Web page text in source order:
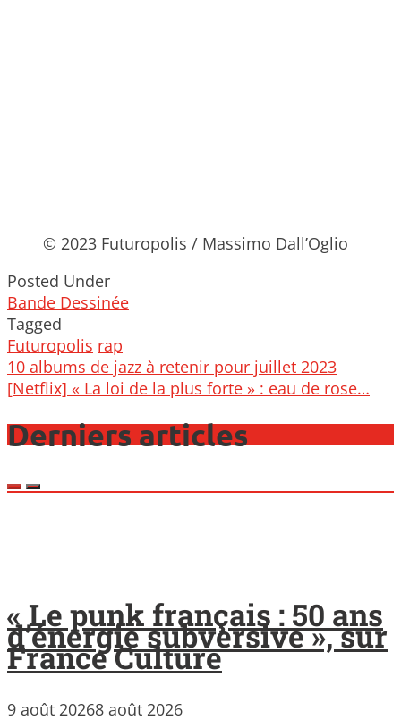
© 2023 Futuropolis / Massimo Dall’Oglio
Posted Under
Bande Dessinée
Tagged
Futuropolis rap
Post
navigation
10 albums de jazz à retenir pour juillet 2023
[Netflix] « La loi de la plus forte » : eau de rose…
Derniers articles
« Le punk français : 50 ans
d’énergie subversive », sur
France Culture
9 août 20268 août 2026